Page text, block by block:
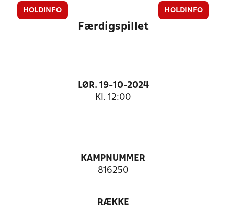
HOLDINFO HOLDINFO
Færdigspillet
LØR. 19-10-2024
Kl. 12:00
KAMPNUMMER
816250
RÆKKE